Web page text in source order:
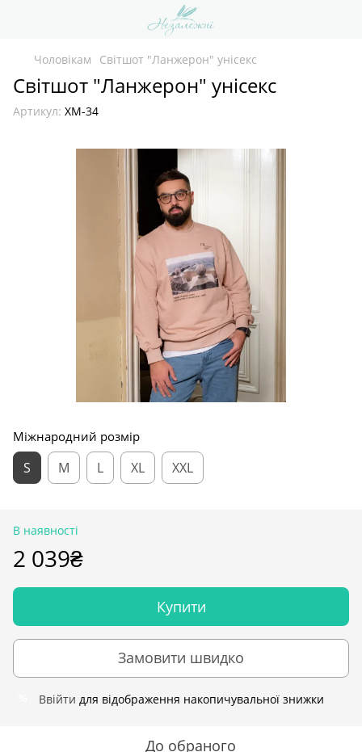
Чоловікам Світшот "Ланжерон" унісекс
Світшот "Ланжерон" унісекс
Артикул: ХМ-34
Міжнародний розмір
S M L XL XXL
В наявності
2 039₴
Купити
Замовити швидко
Ввійти для відображення накопичувальної знижки
До обраного